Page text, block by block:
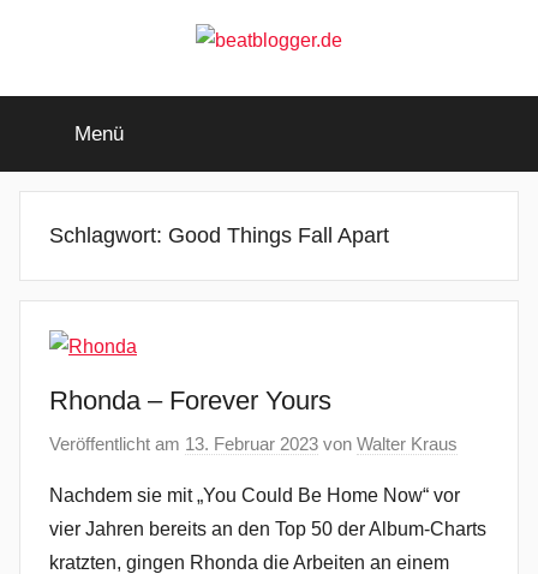
beatblogger.de
beat
goes
Menü
Schlagwort: Good Things Fall Apart
Rhonda – Forever Yours
Veröffentlicht am 13. Februar 2023 von Walter Kraus
Nachdem sie mit „You Could Be Home Now“ vor
vier Jahren bereits an den Top 50 der Album-Charts
kratzten, gingen Rhonda die Arbeiten an einem